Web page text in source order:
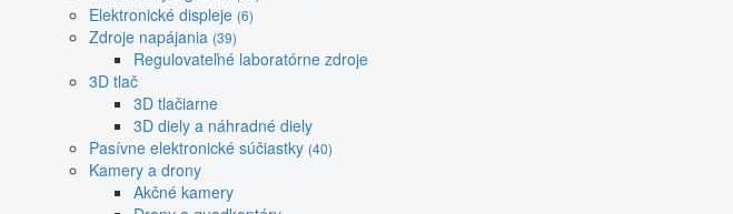
Elektronické displeje (6)
Zdroje napájania (39)
Regulovateľné laboratórne zdroje
3D tlač
3D tlačiarne
3D diely a náhradné diely
Pasívne elektronické súčiastky (40)
Kamery a drony
Akčné kamery